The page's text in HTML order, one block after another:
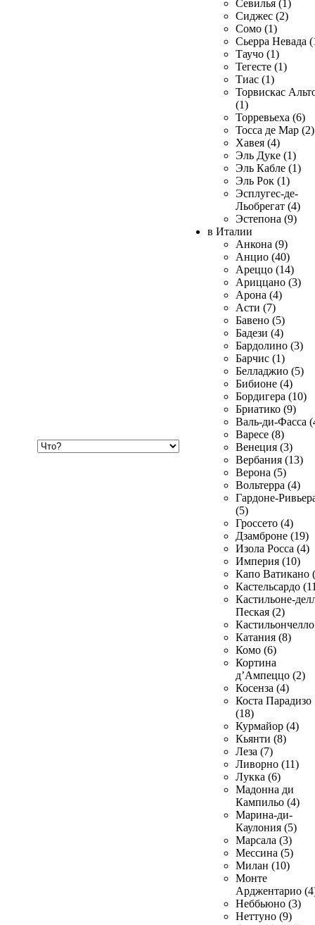
Севилья (1)
Сиджес (2)
Сомо (1)
Сьерра Невада
Таучо (1)
Тегесте (1)
Тиас (1)
Торвискас
(1)
Торревьеха (6)
Тосса де Мар (2)
Хавея (4)
Эль Дуке (1)
Эль Кабле (1)
Эль Рок (1)
Эсплугес-де-
Льобрегат (4)
Эстепона (9)
в Италии
Анкона (9)
Анцио (40)
Ареццо (14)
Ариццано (3)
Арона (4)
Асти (7)
Бавено (5)
Бадези (4)
Бардолино (3)
Барчис (1)
Белладжио (5)
Бибионе (4)
Бордигера (10)
Бриатико (9)
Валь-ди-Фасса
Варесе (8)
Венеция (3)
Вербания (13)
Верона (5)
Вольтерра (4)
Гардоне-
(5)
Гроссето (4)
Дзамброне (19)
Изола Росса (4)
Империя (10)
Капо Ватикано
Кастельсардо
Кастильоне-
Пеская (2)
Катания (8)
Комо (6)
Кортина
д’Ампеццо (2)
Косенза (4)
Коста Парадизо
(18)
Курмайор (4)
Кьянти (8)
Леза (7)
Ливорно (11)
Лукка (6)
Мадонна ди
Кампильо (4)
Марина-ди-
Каулония (5)
Марсала (3)
Мессина (5)
Милан (10)
Монте
Арджентарио
Неббьюно (3)
Неттуно (9)